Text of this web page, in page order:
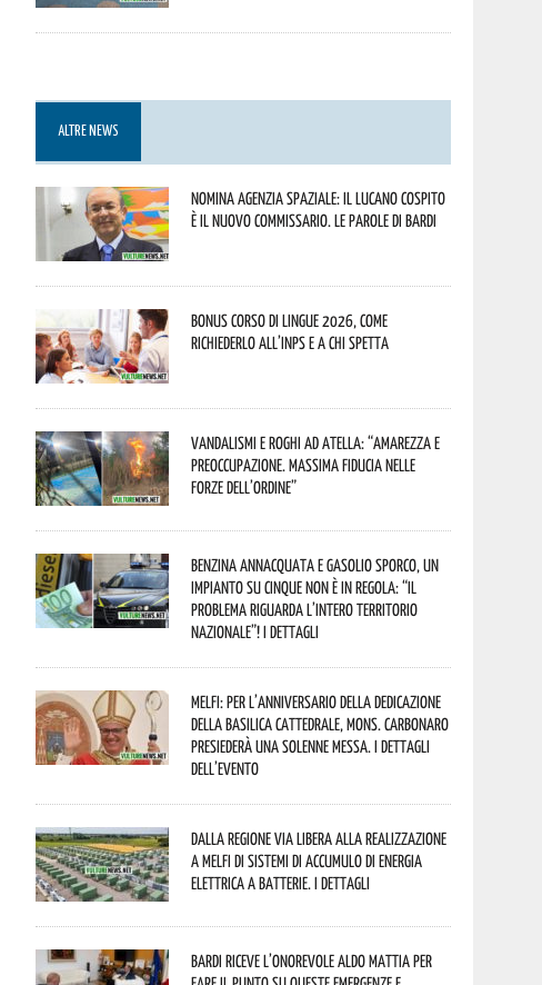
ALTRE NEWS
Nomina Agenzia Spaziale: il lucano Cospito
è il nuovo commissario. Le parole di Bardi
Bonus corso di lingue 2026, come
richiederlo all’INPS e a chi spetta
Vandalismi e roghi ad Atella: “Amarezza e
preoccupazione. Massima fiducia nelle
Forze dell’Ordine”
Benzina annacquata e gasolio sporco, un
impianto su cinque non è in regola: “il
problema riguarda l’intero territorio
Nazionale”! I dettagli
Melfi: per l’anniversario della Dedicazione
della Basilica Cattedrale, Mons. Carbonaro
presiederà una solenne messa. I dettagli
dell’evento
Dalla Regione via libera alla realizzazione
a Melfi di sistemi di accumulo di energia
elettrica a batterie. I dettagli
Bardi riceve l’onorevole Aldo Mattia per